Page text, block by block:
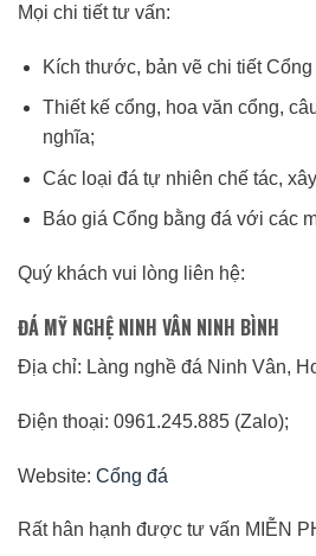
Mọi chi tiết tư vấn:
Kích thước, bản vẽ chi tiết Cổng
Thiết kế cổng, hoa văn cổng,
nghĩa;
Các loại đá tự nhiên chế tác,
Báo giá Cổng bằng đá với các
Quý khách vui lòng liên hệ:
ĐÁ MỸ NGHỆ NINH VÂN NINH BÌNH
Địa chỉ: Làng nghề đá Ninh Vân,
Điện thoại: 0961.245.885 (Zalo);
Website: Cổng đá
Rất hân hạnh được tư vấn MIỄN